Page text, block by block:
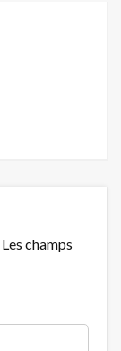
Les champs